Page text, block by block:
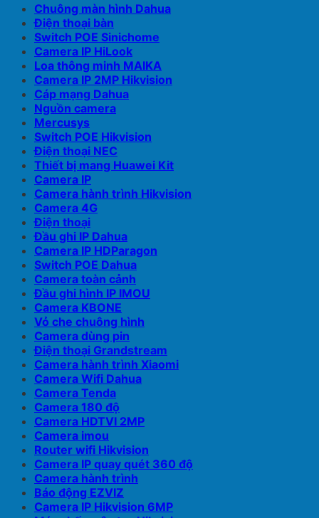
Chuông màn hình Dahua
Điện thoại bàn
Switch POE Sinichome
Camera IP HiLook
Loa thông minh MAIKA
Camera IP 2MP Hikvision
Cáp mạng Dahua
Nguồn camera
Mercusys
Switch POE Hikvision
Điện thoại NEC
Thiết bị mang Huawei Kit
Camera IP
Camera hành trình Hikvision
Camera 4G
Điện thoại
Đầu ghi IP Dahua
Camera IP HDParagon
Switch POE Dahua
Camera toàn cảnh
Đầu ghi hình IP IMOU
Camera KBONE
Vỏ che chuông hình
Camera dùng pin
Điện thoại Grandstream
Camera hành trình Xiaomi
Camera Wifi Dahua
Camera Tenda
Camera 180 độ
Camera HDTVI 2MP
Camera imou
Router wifi Hikvision
Camera IP quay quét 360 độ
Camera hành trình
Báo động EZVIZ
Camera IP Hikvision 6MP